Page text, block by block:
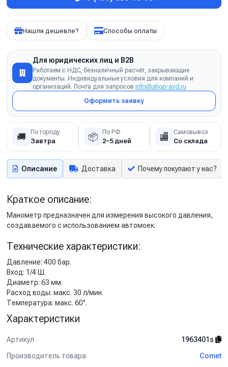
Нашли дешевле? Способы оплаты
Для юридических лиц и B2B
Работаем с НДС, безналичный расчёт, закрывающие
документы. Индивидуальные условия для компаний и
организаций. Почта для запросов info@shop-avd.ru
Оформить заявку
🚚 По городу
Завтра 📦 По РФ
2–5 дней 🏬 Самовывоз
Со склада
Описание Доставка Почему покупают у нас?
Краткое описание:
Манометр предназначен для измерения высокого давления,
создаваемого с использованием автомоек.
Технические характеристики:
Давление: 400 бар.
Вход: 1/4 Ш.
Диаметр: 63 мм.
Расход воды: макс. 30 л/мин.
Температура: макс. 60°.
Характеристики
Артикул
1963401s
Производитель товара
Comet